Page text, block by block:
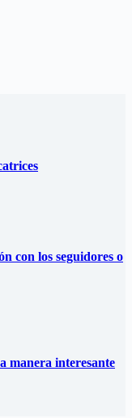
con los seguidores o
manera interesante